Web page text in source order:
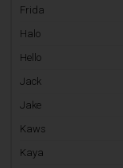
Frida
Halo
Hello
Jack
Jake
Kaws
Kaya